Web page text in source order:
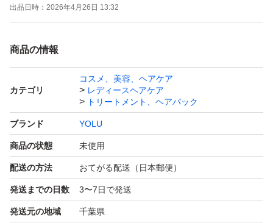
出品日時： 2026年4月26日 13:32
商品の情報
カテゴリ
コスメ、美容、ヘアケア
レディースヘアケア
トリートメント、ヘアパック
ブランド YOLU
商品の状態 未使用
配送の方法 おてがる配送（日本郵便）
発送までの日数 3〜7日で発送
発送元の地域 千葉県